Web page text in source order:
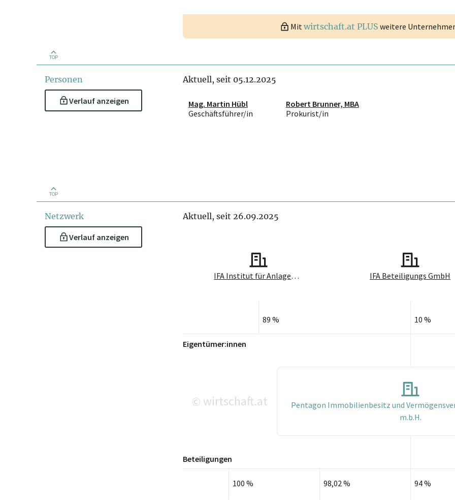
Mitwirtschaft.at PLUS weitere
TOP
Personen
Verlauf anzeigen
Aktuell, seit 05.12.2025
Mag. Martin Hübl
Geschäftsführer/in
Robert Brunner, MBA
Prokurist/in
TOP
Netzwerk
Verlauf anzeigen
Aktuell, seit 26.09.2025
IFA Institut für Anlageberatung Aktiengesellschaft
89 %
IFA Beteiligungs GmbH
10 %
Eigentümer:innen
© wirtschaft.at
Pentagon Immobilienbesitz und
m.b.H.
100 % 98,02 % 94 %
Beteiligungen